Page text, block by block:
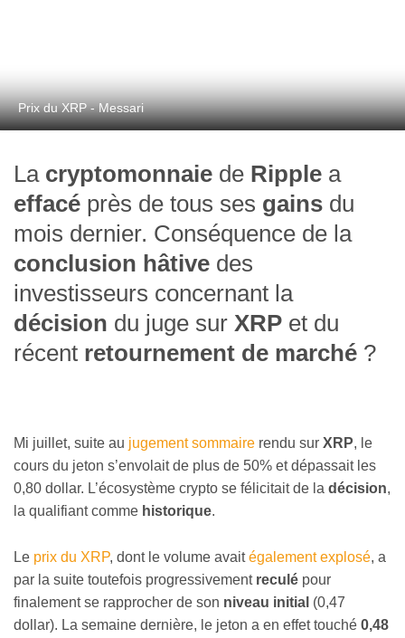
Prix du XRP - Messari
La cryptomonnaie de Ripple a
effacé près de tous ses gains du
mois dernier. Conséquence de la
conclusion hâtive des
investisseurs concernant la
décision du juge sur XRP et du
récent retournement de marché ?
Mi juillet, suite au jugement sommaire rendu sur XRP, le
cours du jeton s’envolait de plus de 50% et dépassait les
0,80 dollar. L’écosystème crypto se félicitait de la décision,
la qualifiant comme historique.
Le prix du XRP, dont le volume avaitégalement explosé, a
par la suite toutefois progressivement reculé pour
finalement se rapprocher de son niveau initial (0,47
dollar). La semaine dernière, le jeton a en effet touché 0,48